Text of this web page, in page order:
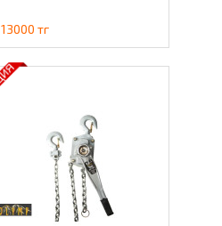
13000 тг